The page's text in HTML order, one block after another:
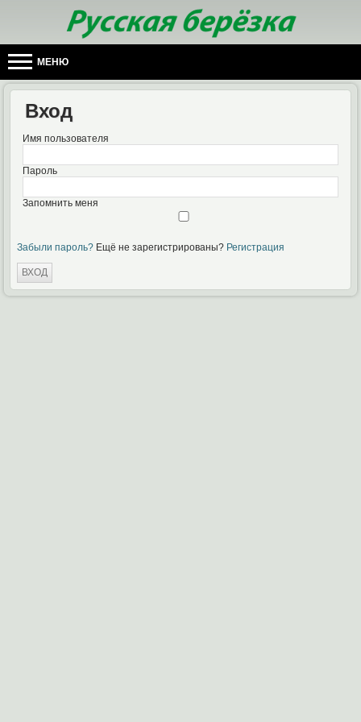
МЕНЮ
Вход
Имя пользователя
Пароль
Запомнить меня
Забыли пароль? Ещё не зарегистрированы? Регистрация